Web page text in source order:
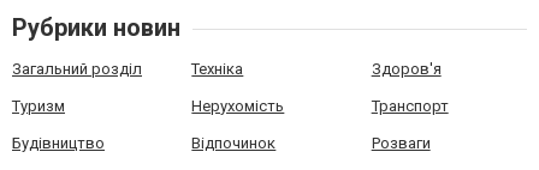
Рубрики новин
Загальний розділ Техніка Здоров'я
Туризм Нерухомість Транспорт
Будівництво Відпочинок Розваги